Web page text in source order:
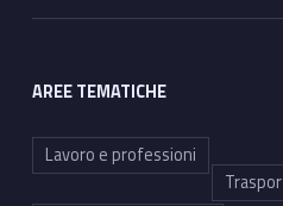
AREE TEMATICHE
Lavoro e professioni